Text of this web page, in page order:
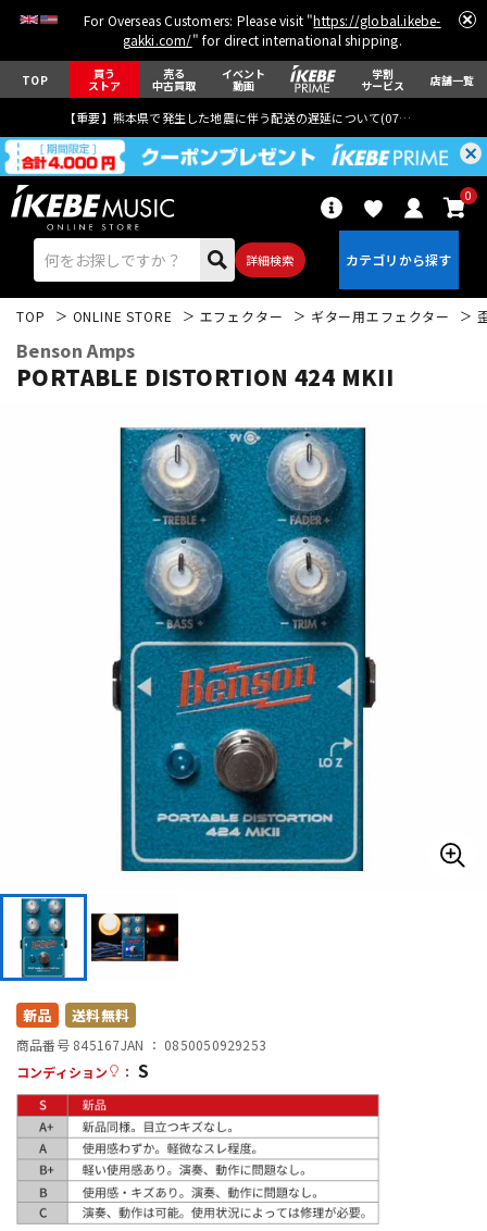
For Overseas Customers: Please visit "https://global.ikebe-
gakki.com/" for direct international shipping.
TOP 買う
ストア
売る
中古買取
イベント
動画
学割
サービス 店舗一覧
【重要】熊本県で発生した地震に伴う配送の遅延について(07月29日
詳細検索
0
エレキギター アコギ/エレアコ
ベース ウクレレ
パーカッション
キーボード 電子ピアノ
その他楽器
DJ機器
配信/ライブ機器
中古
TOP ONLINE STORE エフェクター ギター用エフェクター
Benson Amps
PORTABLE DISTORTION 424 MKII
新品 送料無料
商品番号 845167JAN ： 0850050929253
コンディション
： S